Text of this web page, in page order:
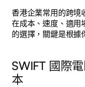
香港企業常用的跨境
在成本、速度、適用
的選擇，關鍵是根據
SWIFT 國際
本